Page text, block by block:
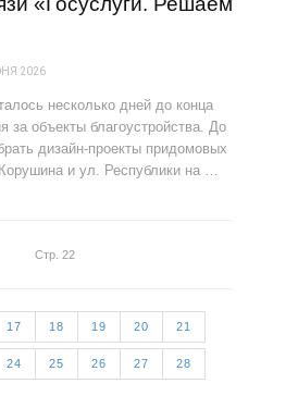
2026
несколько дней до конца
за объекты благоустройства. До
дизайн-проекты придомовых
и ул. Республики на …
Стр. 22
17 18 19 20 21
24 25 26 27 28